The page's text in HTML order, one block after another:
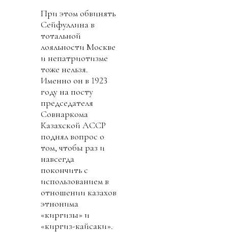
При этом обвинять
Сейфуллина в
тотальной
лояльности Москве
и непатриотизме
тоже нельзя.
Именно он в 1923
году на посту
председателя
Совнаркома
Казахской АССР
поднял вопрос о
том, чтобы раз и
навсегда
покончить с
использованием в
отношении казахов
этнонима
«киргизы» и
«киргиз-кайсаки».